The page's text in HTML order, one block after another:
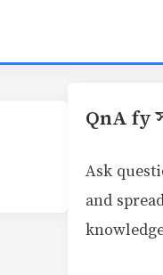
QnA fy
Ask
and